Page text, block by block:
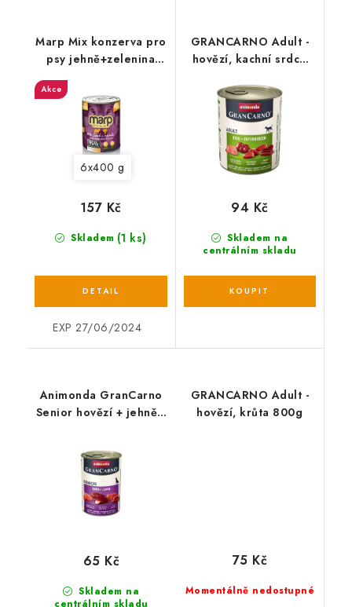
Marp Mix konzerva pro
psy jehně+zelenina
EXP 27/06/2024
Akce
6x400 g
Skladem (1 ks)
157 Kč
EXP 27/06/2024
GRANCARNO Adult -
hovězí, kachní srdce
Skladem na
centrálním skladu
94 Kč
Animonda GranCarno
Senior hovězí + jehněčí
Skladem na
centrálním skladu
65 Kč
GRANCARNO Adult -
hovězí, krůta 800g
Momentálně nedostupné
75 Kč